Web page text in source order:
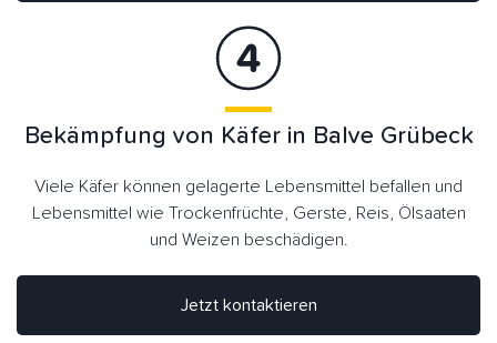
Jetzt kontaktieren
Bekämpfung von Käfer in Balve Grübeck
Viele Käfer können gelagerte Lebensmittel befallen und
Lebensmittel wie Trockenfrüchte, Gerste, Reis, Ölsaaten
und Weizen beschädigen.